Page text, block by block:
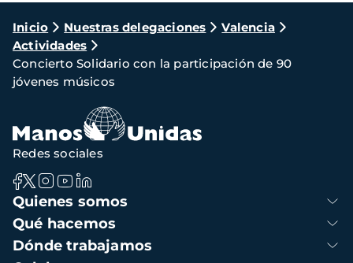
Ruta
de
navegación
Inicio Nuestras delegaciones
Valencia
Actividades
Concierto Solidario con la participación de 90
jóvenes músicos
Navegación
principal
Quienes somos
Qué hacemos
Dónde trabajamos
Redes sociales